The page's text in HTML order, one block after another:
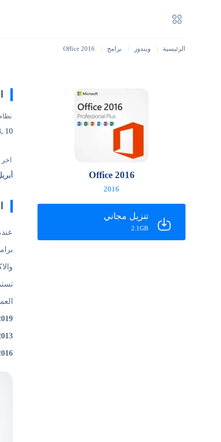
الرئيسية ويندوز برامج Office 2016
Office 2016
2016
تنزيل مجاني
2.1GB
10
أبريل 22,